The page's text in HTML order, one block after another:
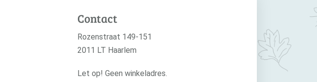
Contact
Rozenstraat 149-151
2011 LT Haarlem
Let op! Geen winkeladres.